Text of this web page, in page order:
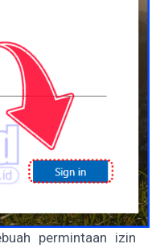
permintaan izin